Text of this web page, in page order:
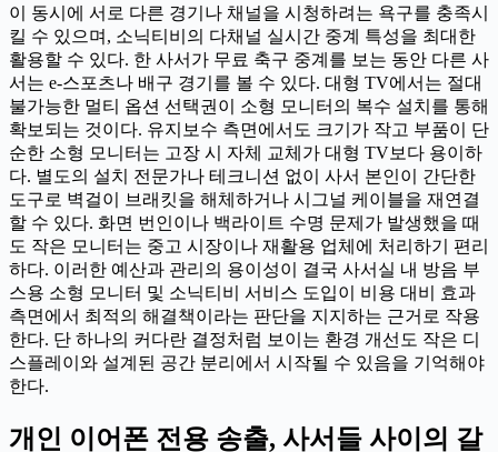
이 동시에 서로 다른 경기나 채널을 시청하려는 욕구를 충족시
킬 수 있으며, 소닉티비의 다채널 실시간 중계 특성을 최대한
활용할 수 있다. 한 사서가 무료 축구 중계를 보는 동안 다른 사
서는 e-스포츠나 배구 경기를 볼 수 있다. 대형 TV에서는 절대
불가능한 멀티 옵션 선택권이 소형 모니터의 복수 설치를 통해
확보되는 것이다. 유지보수 측면에서도 크기가 작고 부품이 단
순한 소형 모니터는 고장 시 자체 교체가 대형 TV보다 용이하
다. 별도의 설치 전문가나 테크니션 없이 사서 본인이 간단한
도구로 벽걸이 브래킷을 해체하거나 시그널 케이블을 재연결
할 수 있다. 화면 번인이나 백라이트 수명 문제가 발생했을 때
도 작은 모니터는 중고 시장이나 재활용 업체에 처리하기 편리
하다. 이러한 예산과 관리의 용이성이 결국 사서실 내 방음 부
스용 소형 모니터 및 소닉티비 서비스 도입이 비용 대비 효과
측면에서 최적의 해결책이라는 판단을 지지하는 근거로 작용
한다. 단 하나의 커다란 결정처럼 보이는 환경 개선도 작은 디
스플레이와 설계된 공간 분리에서 시작될 수 있음을 기억해야
한다.
개인 이어폰 전용 송출, 사서들 사이의 갈